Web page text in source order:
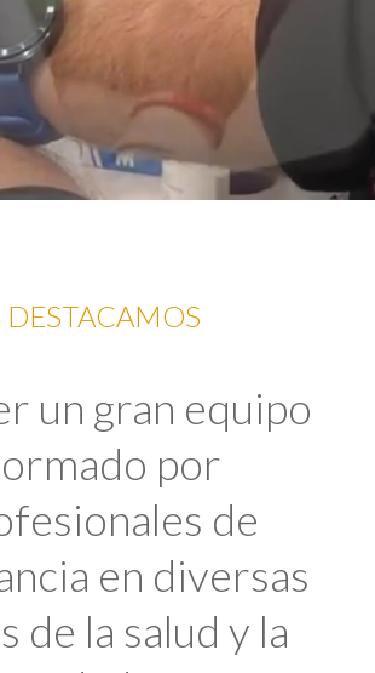
DESTACAMOS
un gran equipo
por
de
en diversas
de la salud y la